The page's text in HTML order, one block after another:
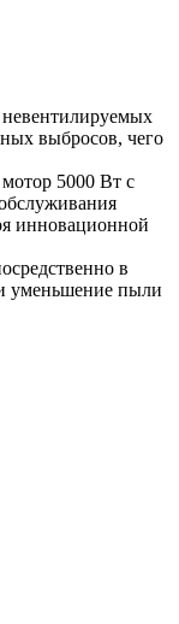
невентилируемых
выбросов, чего
5000 Вт с
инновационной
в
уменьшение пыли